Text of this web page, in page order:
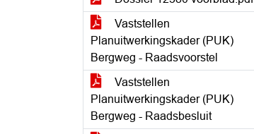
Vaststellen
Planuitwerkingskader (PUK)
Bergweg - Raadsvoorstel
Vaststellen
Planuitwerkingskader (PUK)
Bergweg - Raadsbesluit